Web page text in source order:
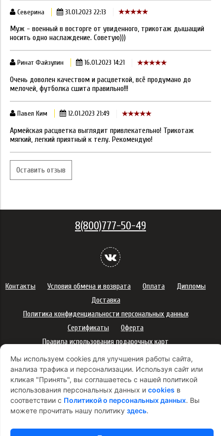
Северина 31.01.2023 22:13
Муж - военный в восторге от увиденного, трикотаж дышащий
носить одно наслаждение. Советую)))
Ринат Файзулин 16.01.2023 14:21
Очень доволен качеством и расцветкой, всё продумано до
мелочей, футболка сшита правильно!!!
Павел Ким 12.01.2023 21:49
Армейская расцветка выглядит привлекательно! Трикотаж
мягкий, легкий приятный к телу. Рекомендую!
Оставить отзыв
Мы используем cookies для улучшения работы сайта,
анализа трафика и персонализации. Используя сайт или
кликая "Принять", вы соглашаетесь с нашей политикой
использования персональных данных и cookies в
соответствии с Политикой о персональных данных. Вы
можете прочитать нашу политику здесь.
8(800)777-50-49
Контакты Условия обмена и возврата Оплата
Дипломы
Доставка
Политика конфиденциальности персональных данных
Сертификаты
Оферта
Правила использования подарочных карт
Правила ухода за одеждой
Политика платежей
Условия использования Cookie-файлов
Согласие на рекламную рассылку